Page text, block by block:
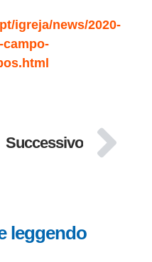
igreja/news/2020-
campo-
Successivo
leggendo